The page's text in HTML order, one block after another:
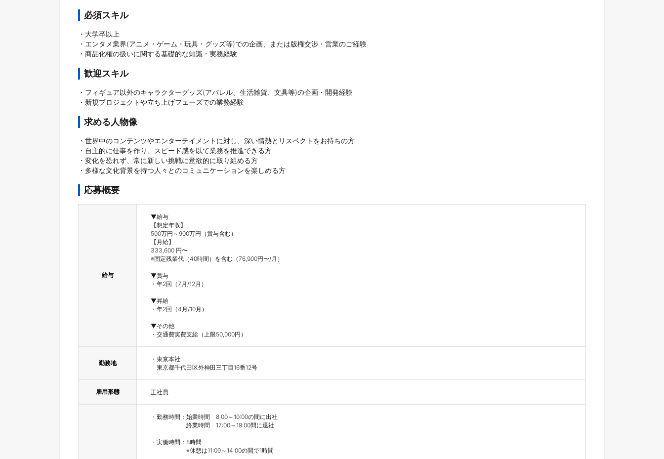
必須スキル
・大学卒以上
・エンタメ業界(アニメ・ゲーム・玩具・グッズ等)での企画、または版権交渉・営業のご経験
・商品化権の扱いに関する基礎的な知識・実務経験
歓迎スキル
・フィギュア以外のキャラクターグッズ(アパレル、生活雑貨、文具等)の企画・開発経験
・新規プロジェクトや立ち上げフェーズでの業務経験
求める人物像
・世界中のコンテンツやエンターテイメントに対し、深い情熱とリスペクトをお持ちの方
・自主的に仕事を作り、スピード感を以て業務を推進できる方
・変化を恐れず、常に新しい挑戦に意欲的に取り組める方
・多様な文化背景を持つ人々とのコミュニケーションを楽しめる方
応募概要
給与
▼給与
【想定年収】
500万円～900万円（賞与含む）
【月給】
333,600 円〜
※固定残業代（40時間）を含む（76,900円〜/月）
▼賞与
・年2回（7月/12月）
▼昇給
・年2回（4月/10月）
▼その他
・交通費実費支給（上限50,000円）
勤務地
・東京本社
東京都千代田区外神田三丁目16番12号
雇用形態 正社員
・勤務時間：始業時間　8:00～10:00の間に出社
終業時間　17:00～19:00間に退社
・実働時間：8時間
※休憩は11:00～14:00の間で1時間